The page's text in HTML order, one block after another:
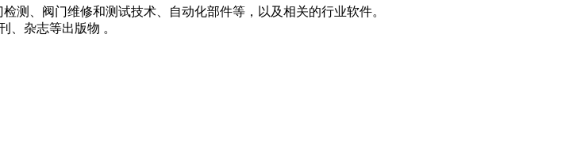
测、阀门维修和测试技术、自动化部件等，以及相关的行业软件。
、杂志等出版物 。